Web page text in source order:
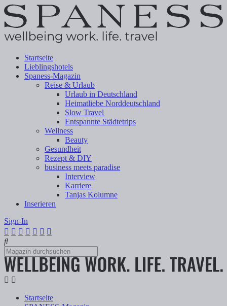
Startseite
Lieblingshotels
Spaness-Magazin
Reise & Urlaub
Urlaub in Deutschland
Heimatliebe Norddeutschland
Slow Travel
Entspannte Städtetrips
Wellness
Beauty
Gesundheit
Rezept & DIY
business meets paradise
Interview
Karriere
Tanjas Kolumne
Inserieren
Sign-In
Startseite